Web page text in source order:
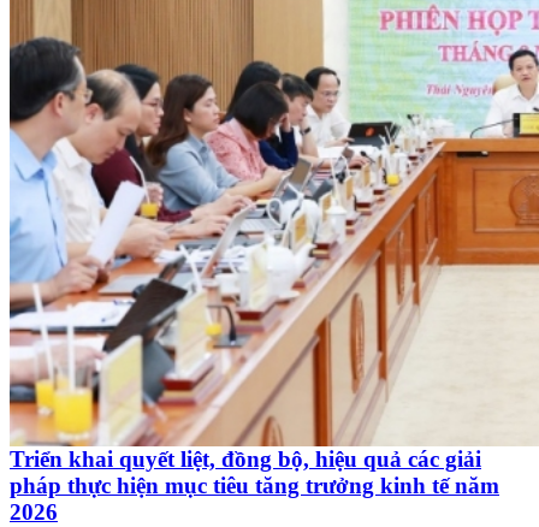
Triển khai quyết liệt, đồng bộ, hiệu quả các giải
pháp thực hiện mục tiêu tăng trưởng kinh tế năm
2026